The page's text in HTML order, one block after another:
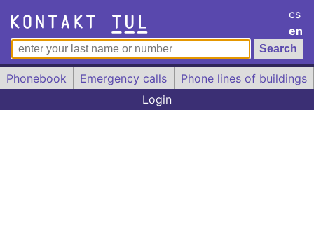
cs
en
Phonebook Emergency calls
Phone lines of buildings
Login